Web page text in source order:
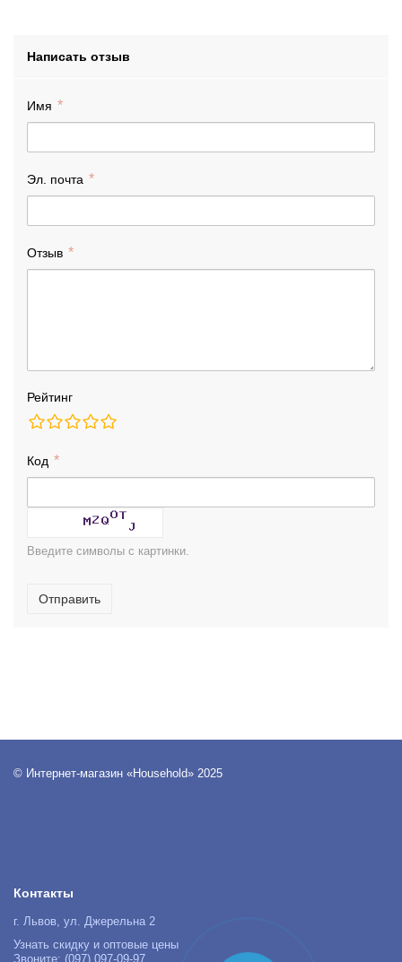
Написать отзыв
Имя
Эл. почта
Отзыв
Рейтинг
Код
Введите символы с картинки.
Отправить
© Интернет-магазин «Household» 2025
Контакты
г. Львов, ул. Джерельна 2
Узнать скидку и оптовые цены